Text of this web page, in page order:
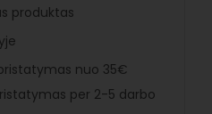
produktas
nuo 35€
per 2-5 darbo